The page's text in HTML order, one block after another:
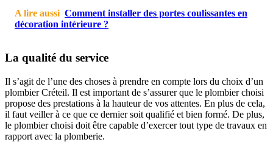
A lire aussi Comment installer des portes coulissantes en
décoration intérieure ?
La qualité du service
Il s’agit de l’une des choses à prendre en compte lors du choix d’un
plombier Créteil. Il est important de s’assurer que le plombier choisi
propose des prestations à la hauteur de vos attentes. En plus de cela,
il faut veiller à ce que ce dernier soit qualifié et bien formé. De plus,
le plombier choisi doit être capable d’exercer tout type de travaux en
rapport avec la plomberie.